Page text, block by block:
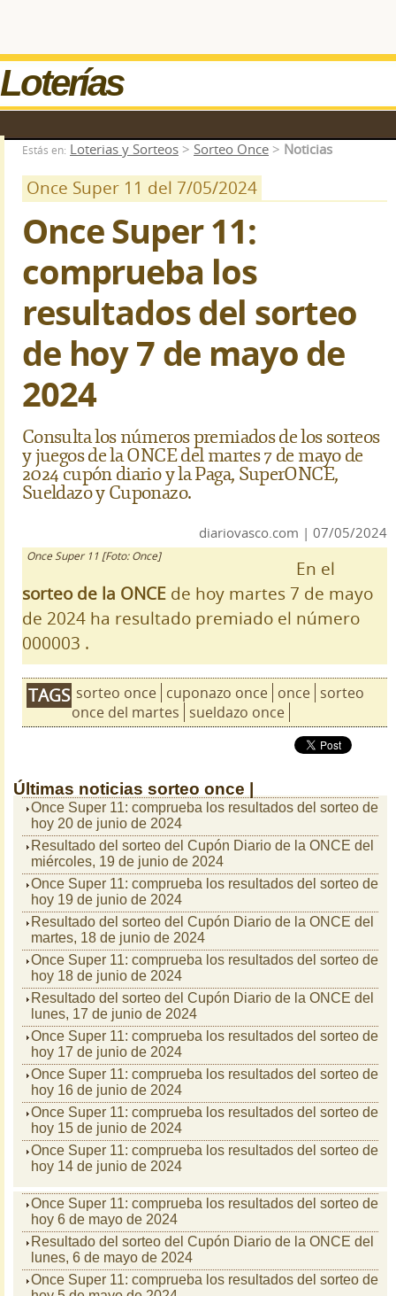
Loterías
Estás en: Loterias y Sorteos > Sorteo Once > Noticias
Once Super 11 del 7/05/2024
Once Super 11:
comprueba los
resultados del sorteo
de hoy 7 de mayo de
2024
Consulta los números premiados de los sorteos
y juegos de la ONCE del martes 7 de mayo de
2024 cupón diario y la Paga, SuperONCE,
Sueldazo y Cuponazo.
diariovasco.com | 07/05/2024
Once Super 11 [Foto: Once]
En el
sorteo de la ONCE de hoy martes 7 de mayo
de 2024 ha resultado premiado el número
000003 .
TAGS sorteo once cuponazo once once sorteo
once del martes sueldazo once
Últimas noticias sorteo once |
Once Super 11: comprueba los resultados del sorteo de
hoy 20 de junio de 2024
Resultado del sorteo del Cupón Diario de la ONCE del
miércoles, 19 de junio de 2024
Once Super 11: comprueba los resultados del sorteo de
hoy 19 de junio de 2024
Resultado del sorteo del Cupón Diario de la ONCE del
martes, 18 de junio de 2024
Once Super 11: comprueba los resultados del sorteo de
hoy 18 de junio de 2024
Resultado del sorteo del Cupón Diario de la ONCE del
lunes, 17 de junio de 2024
Once Super 11: comprueba los resultados del sorteo de
hoy 17 de junio de 2024
Once Super 11: comprueba los resultados del sorteo de
hoy 16 de junio de 2024
Once Super 11: comprueba los resultados del sorteo de
hoy 15 de junio de 2024
Once Super 11: comprueba los resultados del sorteo de
hoy 14 de junio de 2024
Once Super 11: comprueba los resultados del sorteo de
hoy 6 de mayo de 2024
Resultado del sorteo del Cupón Diario de la ONCE del
lunes, 6 de mayo de 2024
Once Super 11: comprueba los resultados del sorteo de